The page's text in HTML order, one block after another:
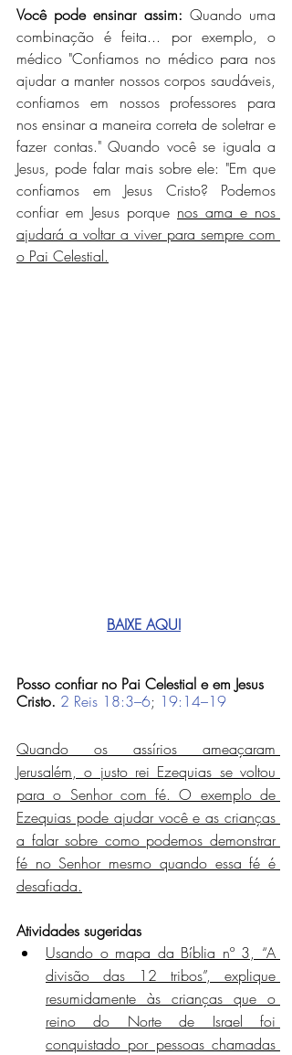
Você pode ensinar assim: Quando uma
combinação é feita... por exemplo, o
médico "Confiamos no médico para nos
ajudar a manter nossos corpos saudáveis,
confiamos em nossos professores para
nos ensinar a maneira correta de soletrar e
fazer contas." Quando você se iguala a
Jesus, pode falar mais sobre ele: "Em que
confiamos em Jesus Cristo? Podemos
confiar em Jesus porque nos ama e nos
ajudará a voltar a viver para sempre com
o Pai Celestial.
BAIXE AQUI
Posso confiar no Pai Celestial e em Jesus
Cristo. 2 Reis 18:3–6; 19:14–19
Quando os assírios ameaçaram
Jerusalém, o justo rei Ezequias se voltou
para o Senhor com fé. O exemplo de
Ezequias pode ajudar você e as crianças
a falar sobre como podemos demonstrar
fé no Senhor mesmo quando essa fé é
desafiada.
Atividades sugeridas
Usando o mapa da Bíblia nº 3, “A
divisão das 12 tribos”, explique
resumidamente às crianças que o
reino do Norte de Israel foi
conquistado por pessoas chamadas